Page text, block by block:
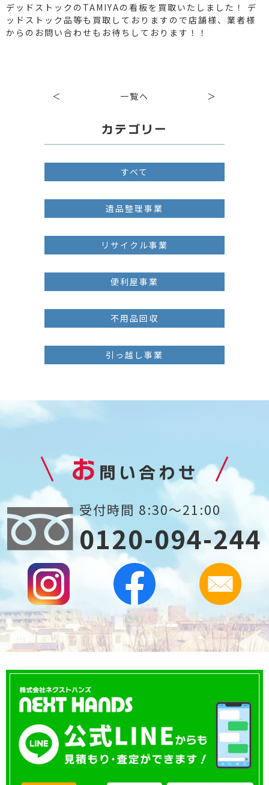
デッドストックのTAMIYAの看板を買取いたしました！ デ
ッドストック品等も買取しておりますので店舗様、業者様
からのお問い合わせもお待ちしております！！
＜ 一覧へ ＞
カテゴリー
すべて
遺品整理事業
リサイクル事業
便利屋事業
不用品回収
引っ越し事業
お 問い合わせ
受付時間 8:30～21:00
0120-094-244